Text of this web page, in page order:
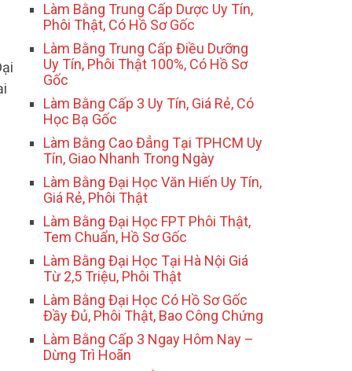
Làm Bằng Trung Cấp Dược Uy Tín,
Phôi Thật, Có Hồ Sơ Gốc
Làm Bằng Trung Cấp Điều Dưỡng
Uy Tín, Phôi Thật 100%, Có Hồ Sơ
Gốc
Làm Bằng Cấp 3 Uy Tín, Giá Rẻ, Có
Học Bạ Gốc
Làm Bằng Cao Đẳng Tại TPHCM Uy
Tín, Giao Nhanh Trong Ngày
Làm Bằng Đại Học Văn Hiến Uy Tín,
Giá Rẻ, Phôi Thật
Làm Bằng Đại Học FPT Phôi Thật,
Tem Chuẩn, Hồ Sơ Gốc
Làm Bằng Đại Học Tại Hà Nội Giá
Từ 2,5 Triệu, Phôi Thật
Làm Bằng Đại Học Có Hồ Sơ Gốc
Đầy Đủ, Phôi Thật, Bao Công Chứng
Làm Bằng Cấp 3 Ngay Hôm Nay –
Dừng Trì Hoãn